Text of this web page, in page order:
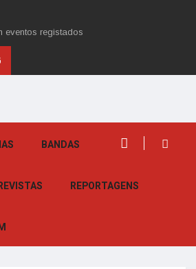
eventos registados
BANDAS
REPORTAGENS